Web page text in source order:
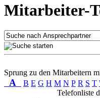
Mitarbeiter-
Sprung zu den Mitarbeitern
A B E G H M N P R S T
Telefonliste